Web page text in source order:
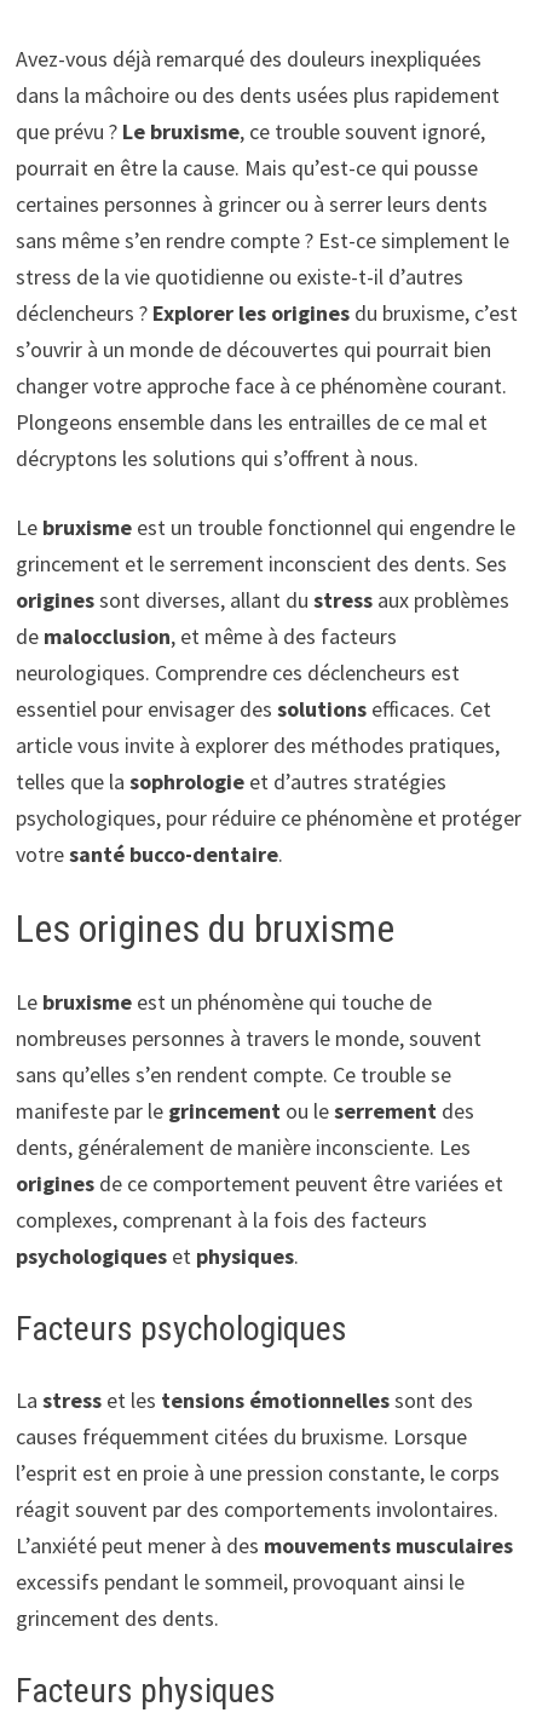
Avez-vous déjà remarqué des douleurs inexpliquées
dans la mâchoire ou des dents usées plus rapidement
que prévu ? Le bruxisme, ce trouble souvent ignoré,
pourrait en être la cause. Mais qu’est-ce qui pousse
certaines personnes à grincer ou à serrer leurs dents
sans même s’en rendre compte ? Est-ce simplement le
stress de la vie quotidienne ou existe-t-il d’autres
déclencheurs ? Explorer les originesdu bruxisme, c’est
s’ouvrir à un monde de découvertes qui pourrait bien
changer votre approche face à ce phénomène courant.
Plongeons ensemble dans les entrailles de ce mal et
décryptons les solutions qui s’offrent à nous.
Le bruxismeest un trouble fonctionnel qui engendre le
grincement et le serrement inconscient des dents. Ses
originessont diverses, allant du stressaux problèmes
de malocclusion, et même à des facteurs
neurologiques. Comprendre ces déclencheurs est
essentiel pour envisager des solutionsefficaces. Cet
article vous invite à explorer des méthodes pratiques,
telles que la sophrologieet d’autres stratégies
psychologiques, pour réduire ce phénomène et protéger
votresanté bucco-dentaire.
Les origines du bruxisme
Le bruxismeest un phénomène qui touche de
nombreuses personnes à travers le monde, souvent
sans qu’elles s’en rendent compte. Ce trouble se
manifeste par le grincementou leserrementdes
dents, généralement de manière inconsciente. Les
originesde ce comportement peuvent être variées et
complexes, comprenant à la fois des facteurs
psychologiqueset physiques.
Facteurs psychologiques
La stresset les tensions émotionnellessont des
causes fréquemment citées du bruxisme. Lorsque
l’esprit est en proie à une pression constante, le corps
réagit souvent par des comportements involontaires.
L’anxiété peut mener à des mouvements musculaires
excessifs pendant le sommeil, provoquant ainsi le
grincement des dents.
Facteurs physiques